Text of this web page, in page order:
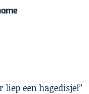
liep een hagedisje!”